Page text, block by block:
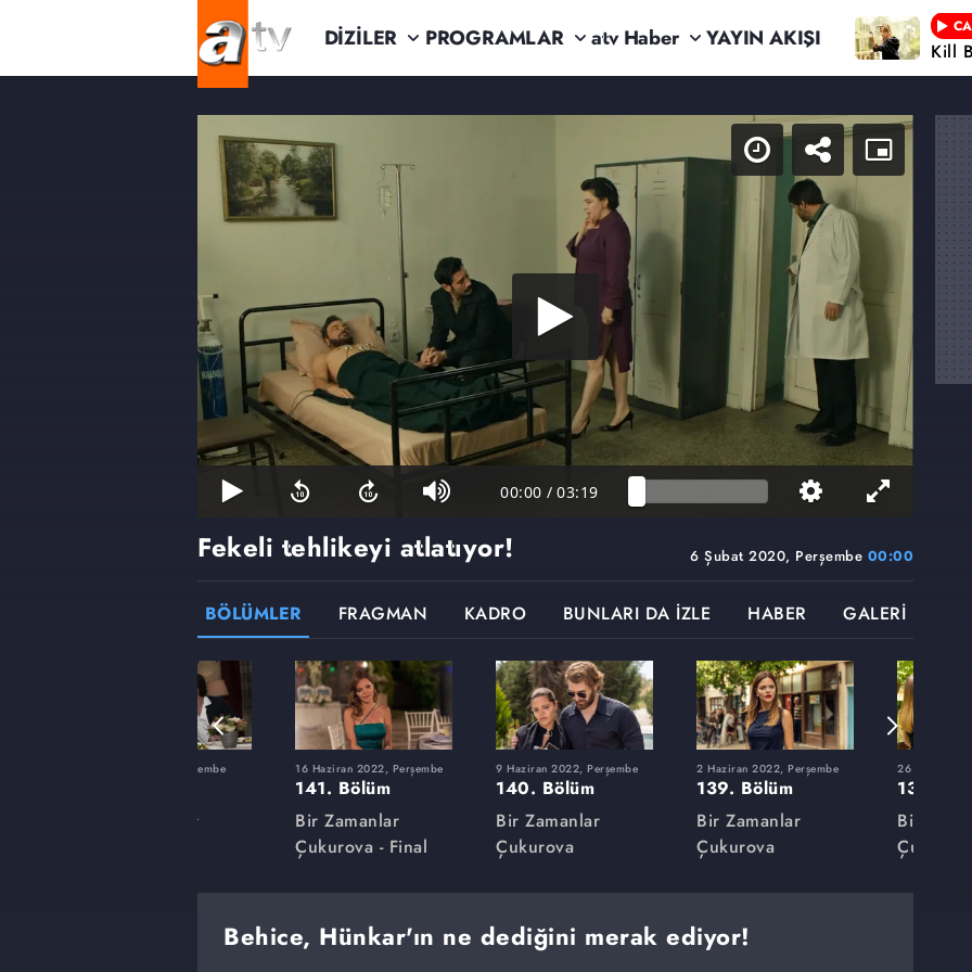
DİZİLER PROGRAMLAR atv Haber YAYIN AKIŞI Kill
00:00 / 03:19
6 Şubat 2020, Perşembe 00:00
Fekeli tehlikeyi atlatıyor!
BÖLÜMLER FRAGMAN KADRO BUNLARI DA İZLE HABER GALERİ
10 Mart 2022, Perşembe
Bir Zamanlar
16 Haziran 2022, Perşembe
141. Bölüm
Bir Zamanlar
Çukurova - Final
9 Haziran 2022, Perşembe
140. Bölüm
Bir Zamanlar
Çukurova
2 Haziran 2022, Perşembe
139. Bölüm
Bir Zamanlar
Çukurova
26 Mayıs
138.
Bir
Çukurova
Behice, Hünkar'ın ne dediğini merak ediyor!